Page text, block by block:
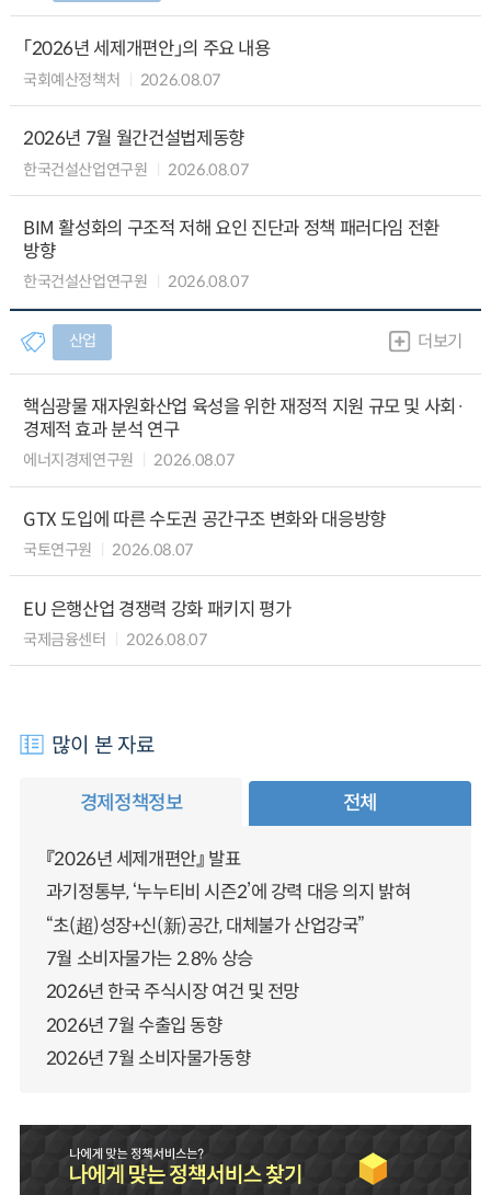
「2026년 세제개편안」의 주요 내용
국회예산정책처 2026.08.07
2026년 7월 월간건설법제동향
한국건설산업연구원 2026.08.07
BIM 활성화의 구조적 저해 요인 진단과 정책 패러다임 전환
방향
한국건설산업연구원 2026.08.07
산업 더보기
핵심광물 재자원화산업 육성을 위한 재정적 지원 규모 및 사회·
경제적 효과 분석 연구
에너지경제연구원 2026.08.07
GTX 도입에 따른 수도권 공간구조 변화와 대응방향
국토연구원 2026.08.07
EU 은행산업 경쟁력 강화 패키지 평가
국제금융센터 2026.08.07
많이 본 자료
경제정책정보 전체
『2026년 세제개편안』 발표
과기정통부, ‘누누티비 시즌2’에 강력 대응 의지 밝혀
“초(超)성장+신(新)공간, 대체불가 산업강국”
7월 소비자물가는 2.8% 상승
2026년 한국 주식시장 여건 및 전망
2026년 7월 수출입 동향
2026년 7월 소비자물가동향